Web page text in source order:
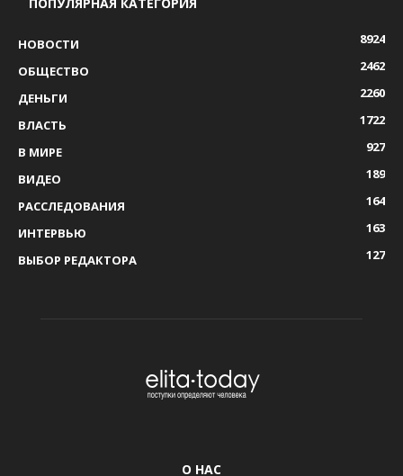
ПОПУЛЯРНАЯ КАТЕГОРИЯ
НОВОСТИ
8924
ОБЩЕСТВО
2462
ДЕНЬГИ
2260
ВЛАСТЬ
1722
В МИРЕ
927
ВИДЕО
189
РАССЛЕДОВАНИЯ
164
ИНТЕРВЬЮ
163
ВЫБОР РЕДАКТОРА
127
О НАС